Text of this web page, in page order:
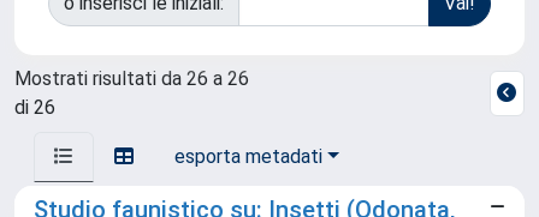
Mostrati risultati da 26 a 26
di 26
esporta metadati
Studio faunistico su: Insetti (Odonata,